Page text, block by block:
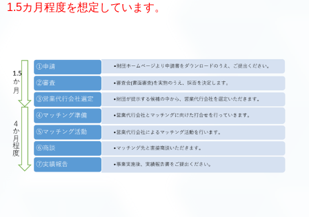
1.5カ月程度を想定しています。